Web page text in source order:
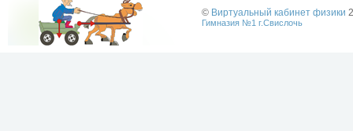
© Виртуальный кабинет физики
Гимназия №1 г.Свислочь